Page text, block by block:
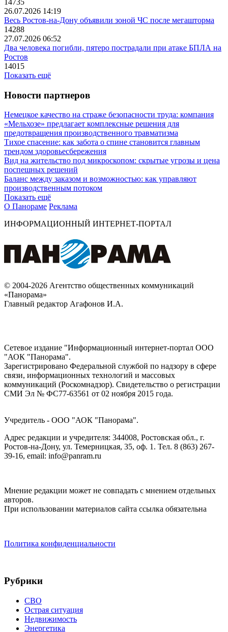
14735
26.07.2026 14:19
Весь Ростов-на-Дону объявили зоной ЧС после мегашторма
14288
27.07.2026 06:52
Два человека погибли, пятеро пострадали при атаке БПЛА на
Ростов
14015
Показать ещё
Новости партнеров
Немецкое качество на страже безопасности труда: компания
«Мельхозе» предлагает комплексные решения для
предотвращения производственного травматизма
Тихое спасение: как забота о спине становится главным
трендом здоровьесбережения
Вид на жительство под микроскопом: скрытые угрозы и цена
поспешных решений
Баланс между заказом и возможностью: как управляют
производственным потоком
Показать ещё
О Панораме Реклама
ИНФОРМАЦИОННЫЙ ИНТЕРНЕТ-ПОРТАЛ
© 2004-2026 Агентство общественных коммуникаций
«Панорама»
Главный редактор Агафонов И.А.
Сетевое издание "Информационный интернет-портал ООО
"АОК "Панорама".
Зарегистрировано Федеральной службой по надзору в сфере
связи, информационных технологий и массовых
коммуникаций (Роскомнадзор). Cвидетельство о регистрации
СМИ Эл № ФС77-63561 от 02 ноября 2015 года.
Учредитель - ООО "АОК "Панорама".
Адрес редакции и учредителя: 344008, Ростовская обл., г.
Ростов-на-Дону, ул. Темерницкая, 35, оф. 1. Тел. 8 (863) 267-
39-16, email: info@panram.ru
Мнение редакции может не совпадать с мнением отдельных
авторов.
При использовании материалов сайта ссылка обязательна
Политика конфиденциальности
Рубрики
СВО
Острая ситуация
Недвижимость
Энергетика